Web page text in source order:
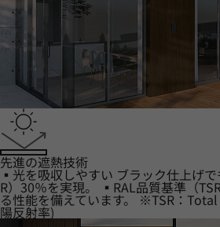
先進の遮熱技術
▪光を吸収しやすい ブラック仕上げで
R）30％を実現。 ▪RAL品質基準（
る性能を備えています。 ※TSR：
陽反射率)